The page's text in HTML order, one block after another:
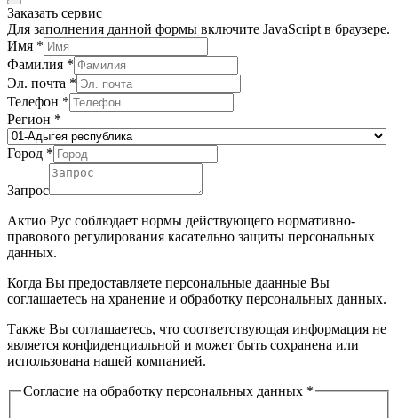
Заказать сервис
Для заполнения данной формы включите JavaScript в браузере.
Имя *
Фамилия *
Эл. почта *
Телефон *
Регион *
Город *
Запрос
Актио Рус соблюдает нормы действующего нормативно-
правового регулирования касательно защиты персональных
данных.
Когда Вы предоставляете персональные даанные Вы
соглашаетесь на хранение и обработку персональных данных.
Также Вы соглашаетесь, что соответствующая информация не
является конфиденциальной и может быть сохранена или
использована нашей компанией.
Согласие на обработку персональных данных *